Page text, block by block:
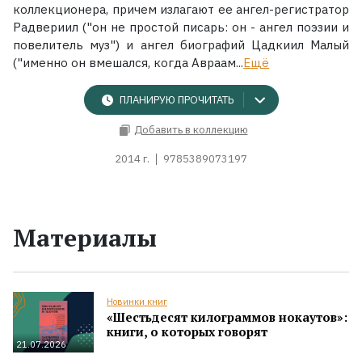
коллекционера, причем излагают ее ангел-регистратор
Радвериил ("он не простой писарь: он - ангел поэзии и
повелитель муз") и ангел биографий Цадкиил Малый
("именно он вмешался, когда Авраам...Ещё
ПЛАНИРУЮ ПРОЧИТАТЬ
Добавить в коллекцию
2014 г. 9785389073197
Материалы
21.07.2026
Новинки книг
«Шестьдесят килограммов нокаутов»:
книги, о которых говорят